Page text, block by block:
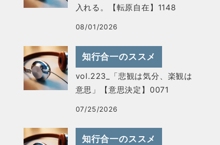
入れる。【転原自在】1148
08/01/2026
知行合一のススメ
vol.223_「悲観は気分、楽観は
意思」【意思決定】0071
07/25/2026
知行合一のススメ